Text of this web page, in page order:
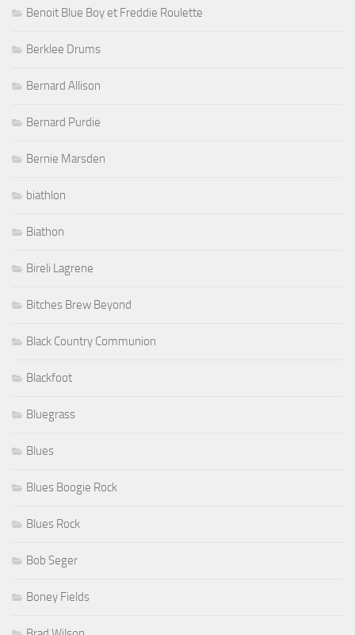
Benoit Blue Boy et Freddie Roulette
Berklee Drums
Bernard Allison
Bernard Purdie
Bernie Marsden
biathlon
Biathon
Bireli Lagrene
Bitches Brew Beyond
Black Country Communion
Blackfoot
Bluegrass
Blues
Blues Boogie Rock
Blues Rock
Bob Seger
Boney Fields